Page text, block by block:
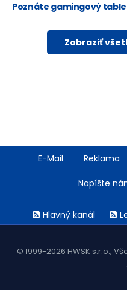
Poznáte gamingový
Zobraziť
FooterE-Mail Reklama
Napíšte
menuHlavný kanál
© 1999-2026 HWSK s.r.o.,